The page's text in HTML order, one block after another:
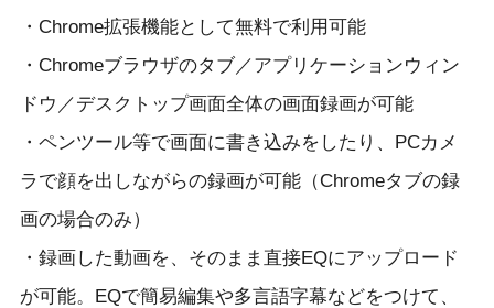
・Chrome拡張機能として無料で利用可能
・Chromeブラウザのタブ／アプリケーションウィン
ドウ／デスクトップ画面全体の画面録画が可能
・ペンツール等で画面に書き込みをしたり、PCカメ
ラで顔を出しながらの録画が可能（Chromeタブの録
画の場合のみ）
・録画した動画を、そのまま直接EQにアップロード
が可能。EQで簡易編集や多言語字幕などをつけて、